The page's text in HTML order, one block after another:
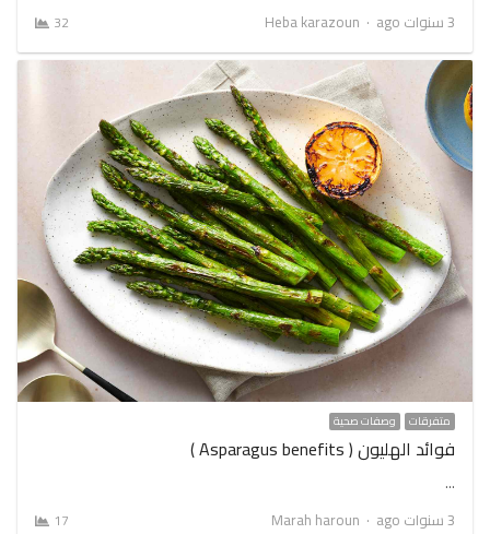
3 سنوات ago
Author
Heba karazoun
32
متفرقات وصفات صحية
فوائد الهليون ( Asparagus benefits )
…
3 سنوات ago
Author
Marah haroun
17